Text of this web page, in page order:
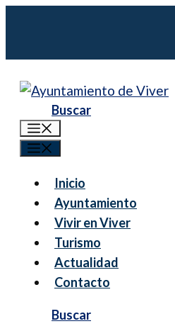
Menú
Menú
Inicio
Ayuntamiento
Vivir en Viver
Turismo
Actualidad
Contacto